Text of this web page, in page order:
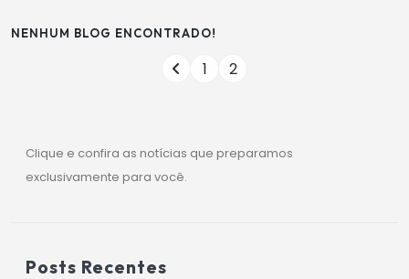
NENHUM BLOG ENCONTRADO!
1 2
Clique e confira as notícias que preparamos
exclusivamente para você.
Posts Recentes